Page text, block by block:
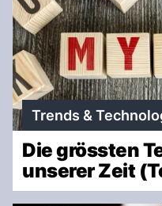
Trends &
Die grössten
unserer Zeit